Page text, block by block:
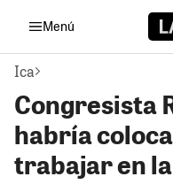
Menú
Ica
Congresista
habría
trabajar en